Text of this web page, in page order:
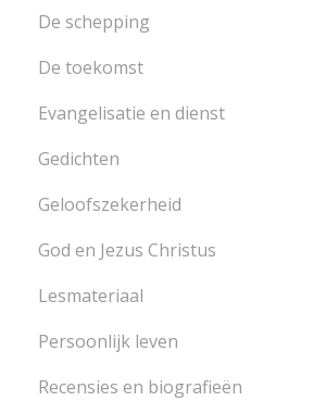
De schepping
De toekomst
Evangelisatie en dienst
Gedichten
Geloofszekerheid
God en Jezus Christus
Lesmateriaal
Persoonlijk leven
Recensies en biografieën